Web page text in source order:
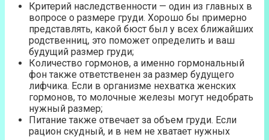
Критерий наследственности — один из главных в
вопросе о размере груди. Хорошо бы примерно
представлять, какой бюст был у всех ближайших
родственниц, это поможет определить и ваш
будущий размер груди;
Количество гормонов, а именно гормональный
фон также ответственен за размер будущего
лифчика. Если в организме нехватка женских
гормонов, то молочные железы могут недобрать
нужный размер;
Питание также отвечает за объем груди. Если
рацион скудный, и в нем не хватает нужных